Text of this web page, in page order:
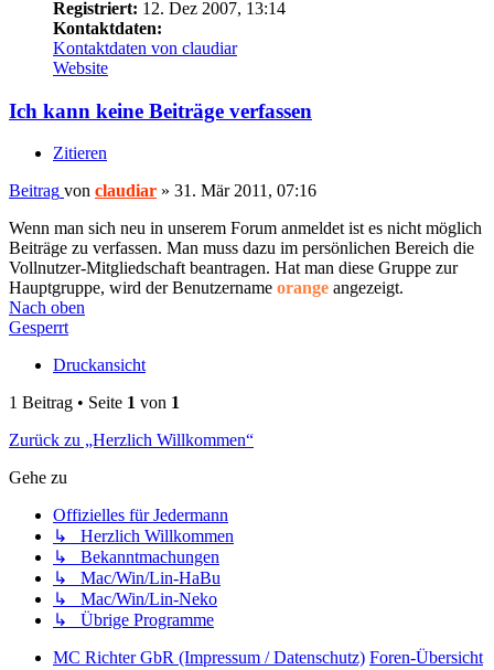
Registriert: 12. Dez 2007, 13:14
Kontaktdaten:
Kontaktdaten von claudiar
Website
Ich kann keine Beiträge verfassen
Zitieren
Beitrag von claudiar » 31. Mär 2011, 07:16
Wenn man sich neu in unserem Forum anmeldet ist es nicht möglich
Beiträge zu verfassen. Man muss dazu im persönlichen Bereich die
Vollnutzer-Mitgliedschaft beantragen. Hat man diese Gruppe zur
Hauptgruppe, wird der Benutzername orange angezeigt.
Nach oben
Gesperrt
Druckansicht
1 Beitrag • Seite 1 von 1
Zurück zu „Herzlich Willkommen“
Gehe zu
Offizielles für Jedermann
↳ Herzlich Willkommen
↳ Bekanntmachungen
↳ Mac/Win/Lin-HaBu
↳ Mac/Win/Lin-Neko
↳ Übrige Programme
MC Richter GbR (Impressum / Datenschutz) Foren-Übersicht